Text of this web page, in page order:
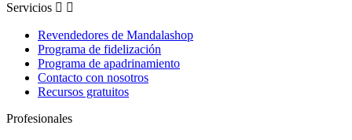
Servicios  
Revendedores de Mandalashop
Programa de fidelización
Programa de apadrinamiento
Contacto con nosotros
Recursos gratuitos
Profesionales